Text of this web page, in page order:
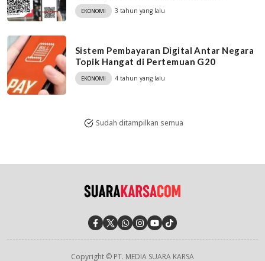
Sekarang Juga!
EKONOMI 3 tahun yang lalu
Sistem Pembayaran Digital Antar Negara
Topik Hangat di Pertemuan G20
EKONOMI 4 tahun yang lalu
Sudah ditampilkan semua
Copyright © PT. MEDIA SUARA KARSA